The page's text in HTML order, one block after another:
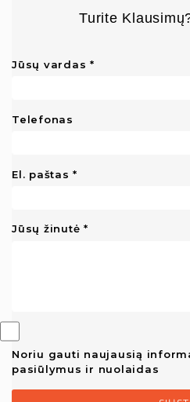
Turite
Jūsų vardas
Telefonas
El. paštas
Jūsų žinutė
Noriu gauti naujausią
pasiūlymus ir nuolaidas